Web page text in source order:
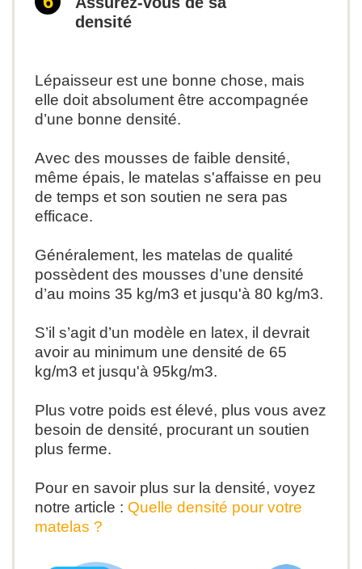
densité
Lépaisseur est une bonne chose, mais
elle doit absolument être accompagnée
d’une bonne densité.
Avec des mousses de faible densité,
même épais, le matelas s'affaisse en peu
de temps et son soutien ne sera pas
efficace.
Généralement, les matelas de qualité
possèdent des mousses d’une densité
d’au moins 35 kg/m3 et jusqu'à 80 kg/m3.
S’il s’agit d’un modèle en latex, il devrait
avoir au minimum une densité de 65
kg/m3 et jusqu'à 95kg/m3.
Plus votre poids est élevé, plus vous avez
besoin de densité, procurant un soutien
plus ferme.
Pour en savoir plus sur la densité, voyez
notre article : Quelle densité pour votre
matelas ?